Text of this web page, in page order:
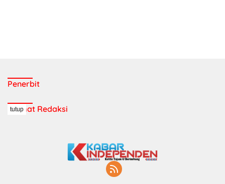
Penerbit
Alamat Redaksi
tutup